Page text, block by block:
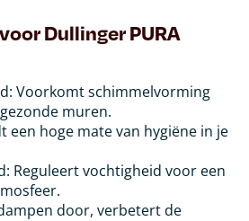
Dullinger PURA
Voorkomt schimmelvorming
muren.
een hoge mate van hygiëne in je
Reguleert vochtigheid voor een
door, verbetert de